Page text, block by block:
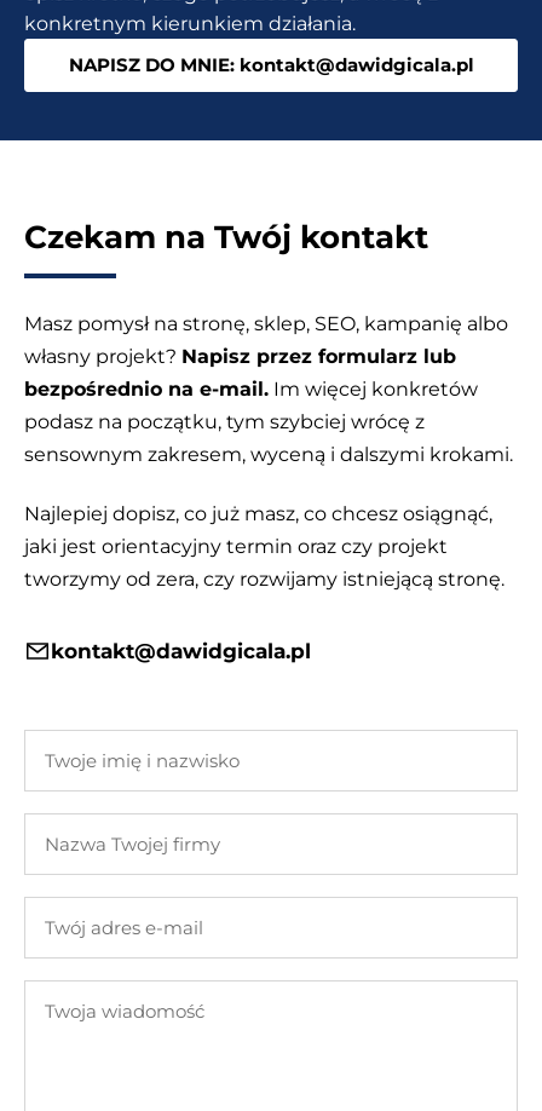
konkretnym kierunkiem działania.
NAPISZ DO MNIE: kontakt@dawidgicala.pl
Czekam na Twój kontakt
Masz pomysł na stronę, sklep, SEO, kampanię albo
własny projekt? Napisz przez formularz lub
bezpośrednio na e-mail. Im więcej konkretów
podasz na początku, tym szybciej wrócę z
sensownym zakresem, wyceną i dalszymi krokami.
Najlepiej dopisz, co już masz, co chcesz osiągnąć,
jaki jest orientacyjny termin oraz czy projekt
tworzymy od zera, czy rozwijamy istniejącą stronę.
kontakt@dawidgicala.pl
imię
nazwisko
Twojej
adres
mail
wiadomość